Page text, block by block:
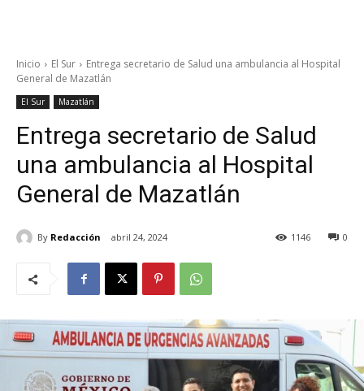
Inicio El Sur
Entrega secretario de Salud una ambulancia al Hospital
General de Mazatlán
El Sur Mazatlán
Entrega secretario de Salud
una ambulancia al Hospital
General de Mazatlán
By Redacción abril 24, 2024 0
1146